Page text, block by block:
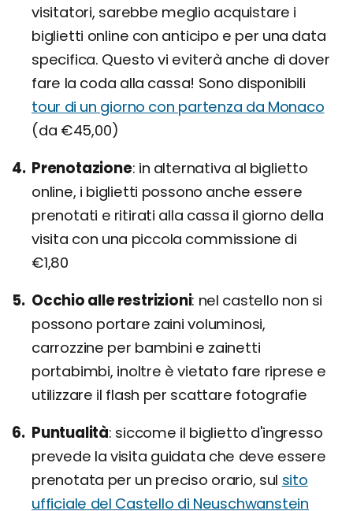
visitatori, sarebbe meglio acquistare i
biglietti online con anticipo e per una data
specifica. Questo vi eviterà anche di dover
fare la coda alla cassa! Sono disponibili
tour di un giorno con partenza da Monaco
(da €45,00)
Prenotazione in alternativa al biglietto
online, i biglietti possono anche essere
prenotati e ritirati alla cassa il giorno della
visita con una piccola commissione di
€1,80
Occhio alle restrizioni nel castello non si
possono portare zaini voluminosi,
carrozzine per bambini e zainetti
portabimbi, inoltre è vietato fare riprese e
utilizzare il flash per scattare fotografie
Puntualità siccome il biglietto d'ingresso
prevede la visita guidata che deve essere
prenotata per un preciso orario, sul sito
ufficiale del Castello di Neuschwanstein